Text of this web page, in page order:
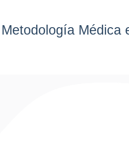
Médica